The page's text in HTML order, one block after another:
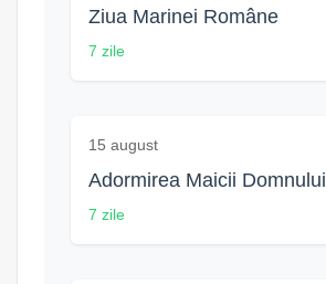
Ziua Marinei Române
7 zile
15 august
Adormirea Maicii Domnului
7 zile